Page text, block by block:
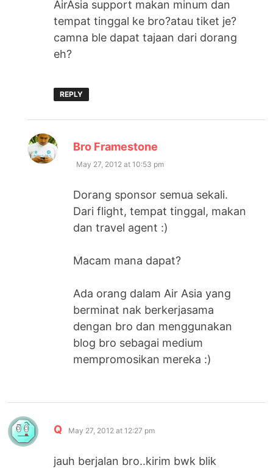
AirAsia support makan minum dan
tempat tinggal ke bro?atau tiket je?
camna ble dapat tajaan dari dorang
eh?
REPLY
Bro Framestone
May 27, 2012 at 10:53 pm
Dorang sponsor semua sekali.
Dari flight, tempat tinggal, makan
dan travel agent :)
Macam mana dapat?
Ada orang dalam Air Asia yang
berminat nak berkerjasama
dengan bro dan menggunakan
blog bro sebagai medium
mempromosikan mereka :)
Q says:
May 27, 2012 at 12:27 pm
jauh berjalan bro..kirim bwk blik